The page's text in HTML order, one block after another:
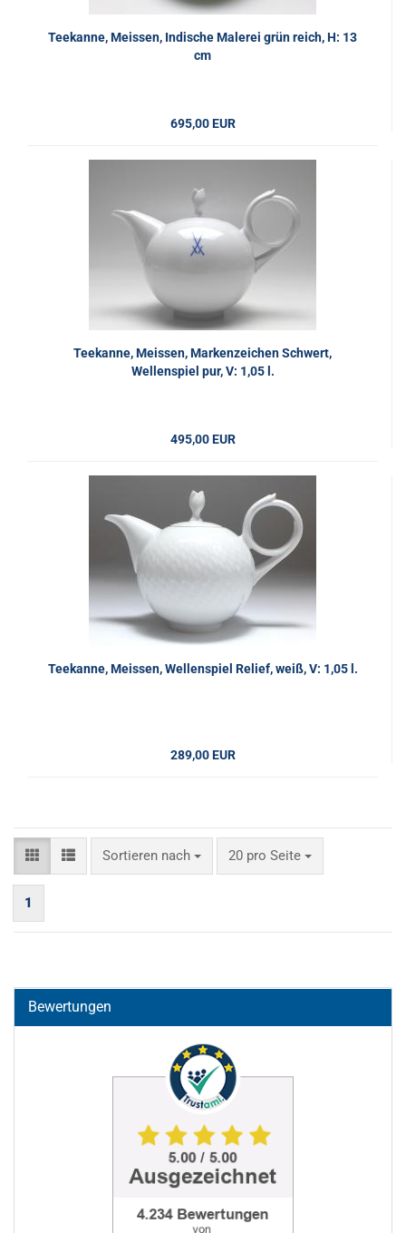
Teekanne, Meissen, Indische Malerei grün reich, H: 13
cm
695,00 EUR
Teekanne, Meissen, Markenzeichen Schwert,
Wellenspiel pur, V: 1,05 l.
495,00 EUR
Teekanne, Meissen, Wellenspiel Relief, weiß, V: 1,05 l.
289,00 EUR
Sortieren nach
Sortieren nach 20 pro Seite
pro Seite
1
Bewertungen